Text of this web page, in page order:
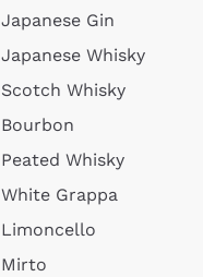
Japanese Gin
Japanese Whisky
Scotch Whisky
Bourbon
Peated Whisky
White Grappa
Limoncello
Mirto